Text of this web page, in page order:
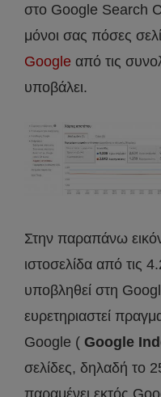
στο Google Search
μόνοι σας πόσες
Google από τις
υποβάλει.
Στην παραπάνω
ιστοσελίδα από τις
υποβληθεί στη
ευρετηριαστεί
Google ( Google
σελίδες, δηλαδή το